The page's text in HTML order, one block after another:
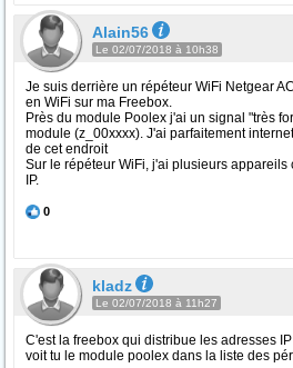
Alain56
Le 02/07/2018 à 10h38
Je suis derrière un répéteur WiFi Netgear
en WiFi sur ma Freebox.
Près du module Poolex j'ai un signal "très
module (z_00xxxx). J'ai parfaitement
de cet endroit
Sur le répéteur WiFi, j'ai plusieurs
IP.
0
kladz
Le 02/07/2018 à 11h27
C'est la freebox qui distribue les adresses
voit tu le module poolex dans la liste des